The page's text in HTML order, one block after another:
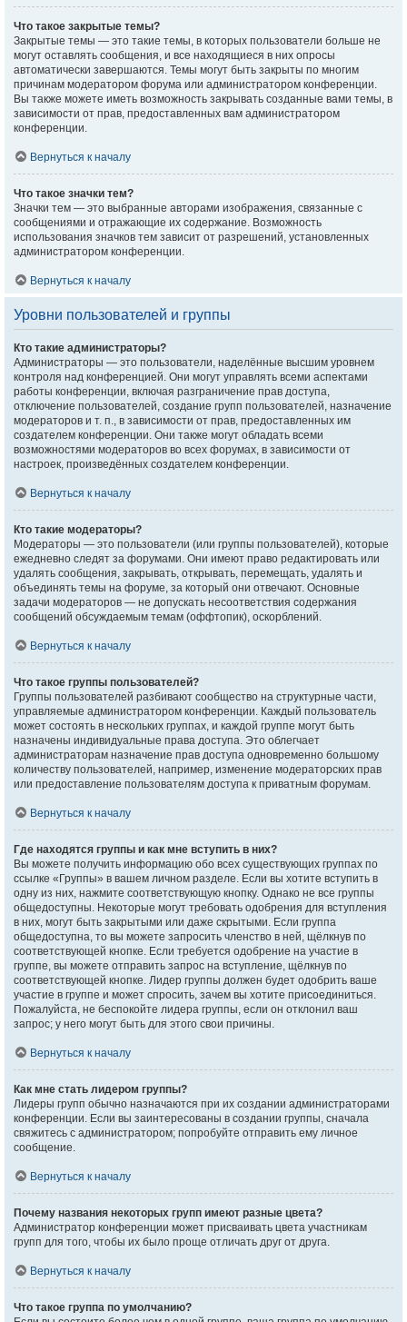
Что такое закрытые темы?
Закрытые темы — это такие темы, в которых пользователи больше не
могут оставлять сообщения, и все находящиеся в них опросы
автоматически завершаются. Темы могут быть закрыты по многим
причинам модератором форума или администратором конференции.
Вы также можете иметь возможность закрывать созданные вами темы, в
зависимости от прав, предоставленных вам администратором
конференции.
Вернуться к началу
Что такое значки тем?
Значки тем — это выбранные авторами изображения, связанные с
сообщениями и отражающие их содержание. Возможность
использования значков тем зависит от разрешений, установленных
администратором конференции.
Вернуться к началу
Уровни пользователей и группы
Кто такие администраторы?
Администраторы — это пользователи, наделённые высшим уровнем
контроля над конференцией. Они могут управлять всеми аспектами
работы конференции, включая разграничение прав доступа,
отключение пользователей, создание групп пользователей, назначение
модераторов и т. п., в зависимости от прав, предоставленных им
создателем конференции. Они также могут обладать всеми
возможностями модераторов во всех форумах, в зависимости от
настроек, произведённых создателем конференции.
Вернуться к началу
Кто такие модераторы?
Модераторы — это пользователи (или группы пользователей), которые
ежедневно следят за форумами. Они имеют право редактировать или
удалять сообщения, закрывать, открывать, перемещать, удалять и
объединять темы на форуме, за который они отвечают. Основные
задачи модераторов — не допускать несоответствия содержания
сообщений обсуждаемым темам (оффтопик), оскорблений.
Вернуться к началу
Что такое группы пользователей?
Группы пользователей разбивают сообщество на структурные части,
управляемые администратором конференции. Каждый пользователь
может состоять в нескольких группах, и каждой группе могут быть
назначены индивидуальные права доступа. Это облегчает
администраторам назначение прав доступа одновременно большому
количеству пользователей, например, изменение модераторских прав
или предоставление пользователям доступа к приватным форумам.
Вернуться к началу
Где находятся группы и как мне вступить в них?
Вы можете получить информацию обо всех существующих группах по
ссылке «Группы» в вашем личном разделе. Если вы хотите вступить в
одну из них, нажмите соответствующую кнопку. Однако не все группы
общедоступны. Некоторые могут требовать одобрения для вступления
в них, могут быть закрытыми или даже скрытыми. Если группа
общедоступна, то вы можете запросить членство в ней, щёлкнув по
соответствующей кнопке. Если требуется одобрение на участие в
группе, вы можете отправить запрос на вступление, щёлкнув по
соответствующей кнопке. Лидер группы должен будет одобрить ваше
участие в группе и может спросить, зачем вы хотите присоединиться.
Пожалуйста, не беспокойте лидера группы, если он отклонил ваш
запрос; у него могут быть для этого свои причины.
Вернуться к началу
Как мне стать лидером группы?
Лидеры групп обычно назначаются при их создании администраторами
конференции. Если вы заинтересованы в создании группы, сначала
свяжитесь с администратором; попробуйте отправить ему личное
сообщение.
Вернуться к началу
Почему названия некоторых групп имеют разные цвета?
Администратор конференции может присваивать цвета участникам
групп для того, чтобы их было проще отличать друг от друга.
Вернуться к началу
Что такое группа по умолчанию?